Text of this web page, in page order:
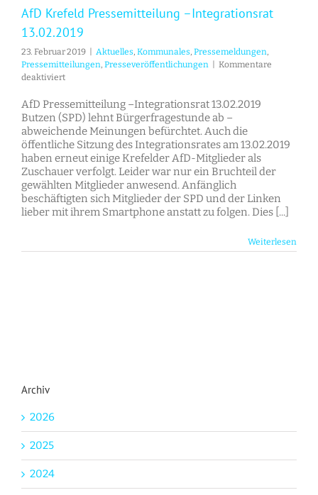
AfD Krefeld Pressemitteilung –Integrationsrat
13.02.2019
23. Februar 2019 Aktuelles, Kommunales, Pressemeldungen,
Pressemitteilungen, Presseveröffentlichungen
Kommentare
deaktiviertfür
Krefeld
Pressemitteilung
–
Integrationsrat
13.02.2019
AfD Pressemitteilung –Integrationsrat 13.02.2019
Butzen (SPD) lehnt Bürgerfragestunde ab –
abweichende Meinungen befürchtet. Auch die
öffentliche Sitzung des Integrationsrates am 13.02.2019
haben erneut einige Krefelder AfD-Mitglieder als
Zuschauer verfolgt. Leider war nur ein Bruchteil der
gewählten Mitglieder anwesend. Anfänglich
beschäftigten sich Mitglieder der SPD und der Linken
lieber mit ihrem Smartphone anstatt zu folgen. Dies [...]
Weiterlesen
Archiv
2026
2025
2024